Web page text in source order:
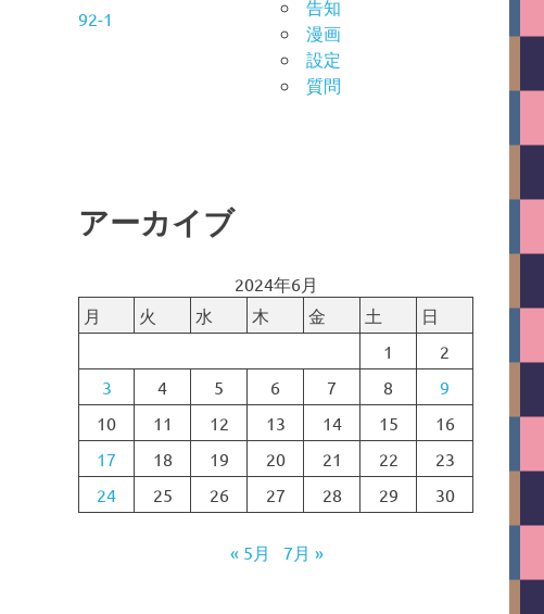
92-1
告知
漫画
設定
質問
アーカイブ
2024年6月
月
火 水 木 金 土
日
1
2
3
4 5 6 7 8
9
10
11 12 13 14 15
16
17
18 19 20 21 22
23
24
25 26 27 28 29 30
« 5月 7月 »